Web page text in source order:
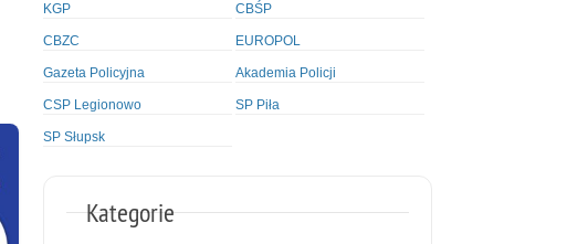
KGP CBŚP
CBZC EUROPOL
Gazeta Policyjna Akademia Policji
CSP Legionowo SP Piła
SP Słupsk
Kategorie